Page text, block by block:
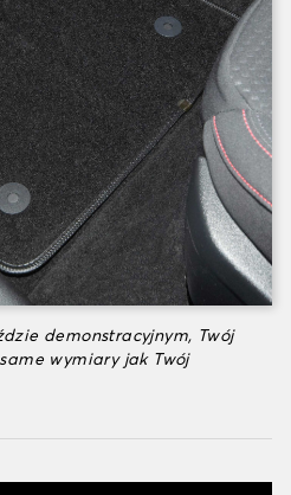
demonstracyjnym, Twój
wymiary jak Twój